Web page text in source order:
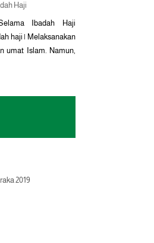
Haji
Ibadah Haji
haji | Melaksanakan
umat Islam. Namun,
2019